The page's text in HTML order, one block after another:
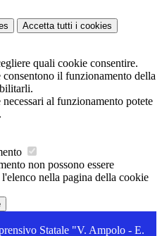
Accetta tutti i cookies
quali cookie consentire.
il funzionamento della
al funzionamento potete
.
non possono essere
nella pagina della cookie
Statale "V. Ampolo - E.